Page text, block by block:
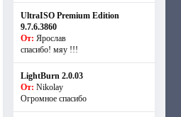
UltraISO Premium Edition
9.7.6.3860
От: Ярослав
спасибо! мяу !!!
LightBurn 2.0.03
От: Nikolay
Огромное спасибо